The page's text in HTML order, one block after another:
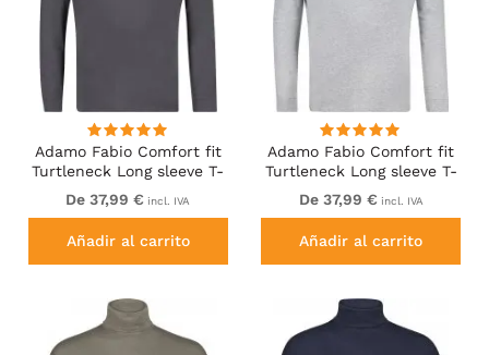
Adamo Fabio Comfort fit
Turtleneck Long sleeve T-
shirt Charcoal
De 37,99 € incl. IVA
Añadir al carrito
Adamo Fabio Comfort fit
Turtleneck Long sleeve T-
shirt Grey
De 37,99 € incl. IVA
Añadir al carrito